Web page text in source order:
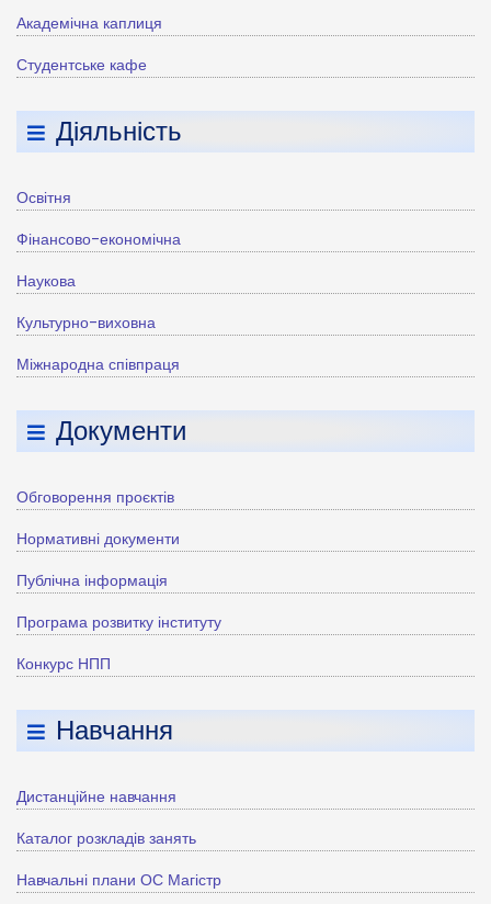
Академічна каплиця
Студентське кафе
Діяльність
Освітня
Фінансово-економічна
Наукова
Культурно-виховна
Міжнародна співпраця
Документи
Обговорення проєктів
Нормативні документи
Публічна інформація
Програма розвитку інституту
Конкурс НПП
Навчання
Дистанційне навчання
Каталог розкладів занять
Навчальні плани ОС Магістр